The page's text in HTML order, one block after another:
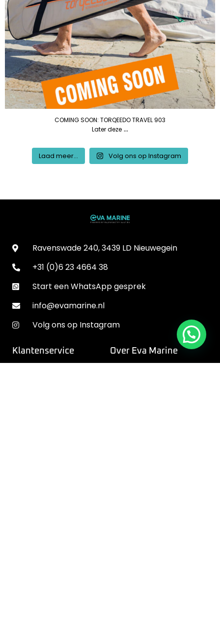
COMING SOON: TORQEEDO TRAVEL 903
Later deze ...
Laad meer... Volg ons op Instagram
Ravenswade 240, 3439 LD Nieuwegein
+31 (0)6 23 4664 38
Start een WhatsApp gesprek
info@evamarine.nl
Volg ons op Instagram
Klantenservice Over Eva Marine